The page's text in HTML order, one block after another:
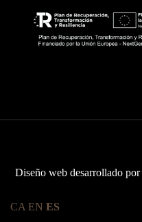
Diseño web desarrollado por
CA EN ES